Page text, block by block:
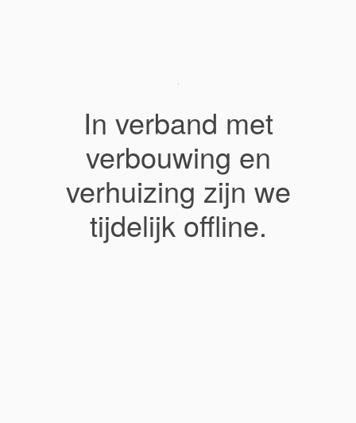
In verband met
verbouwing en
verhuizing zijn we
tijdelijk offline.